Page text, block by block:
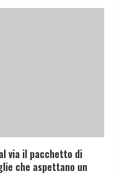
via il pacchetto di
che aspettano un